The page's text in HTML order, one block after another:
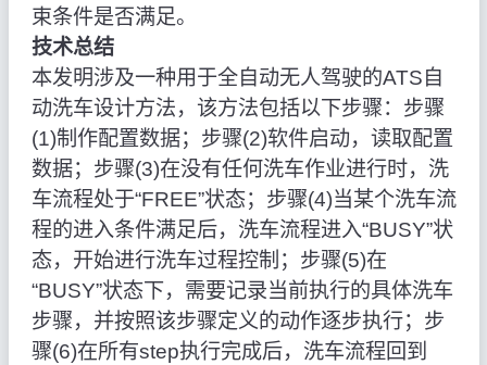
束条件是否满足。
技术总结
本发明涉及一种用于全自动无人驾驶的ATS自
动洗车设计方法，该方法包括以下步骤：步骤
(1)制作配置数据；步骤(2)软件启动，读取配置
数据；步骤(3)在没有任何洗车作业进行时，洗
车流程处于“FREE”状态；步骤(4)当某个洗车流
程的进入条件满足后，洗车流程进入“BUSY”状
态，开始进行洗车过程控制；步骤(5)在
“BUSY”状态下，需要记录当前执行的具体洗车
步骤，并按照该步骤定义的动作逐步执行；步
骤(6)在所有step执行完成后，洗车流程回到